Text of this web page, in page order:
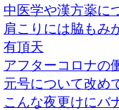
中医学や漢方薬に
肩こりには脇もみ
有頂天
アフターコロナの
元号について改め
こんな夜更けにバ